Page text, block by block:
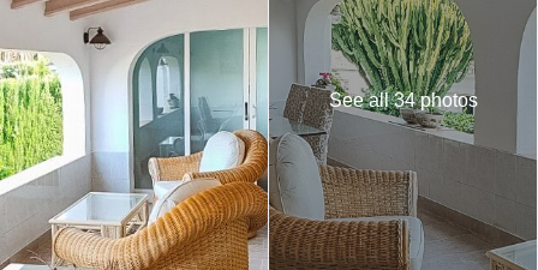
See all 34 photos